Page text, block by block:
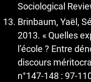
Sociological
Brinbaum, Yaël,
2013. « Quelles
l’école ? Entre
discours
n°147-148 : 97-